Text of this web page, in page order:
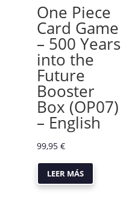
One Piece
Card Game
– 500 Years
into the
Future
Booster
Box (OP07)
– English
99,95 €
LEER MÁS